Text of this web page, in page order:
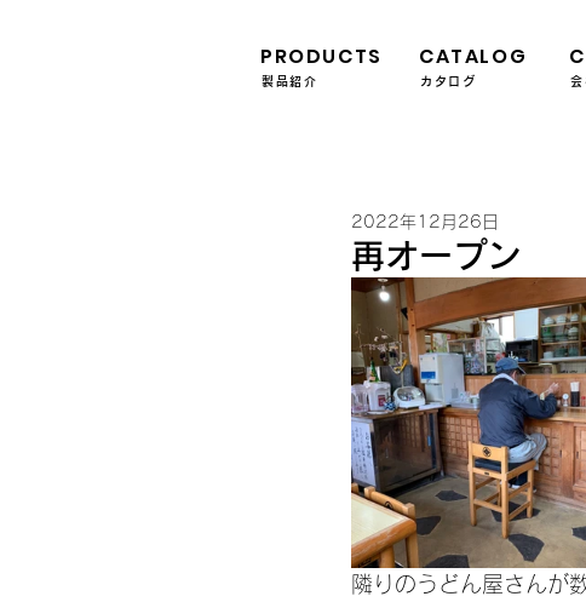
PRODUCTS CATALOG
製品紹介 カタログ 会
再オープン
2022年12月26日
隣りのうどん屋さんが